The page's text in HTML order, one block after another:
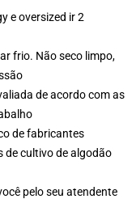
e oversized ir 2
frio. Não seco limpo,
de acordo com as
de fabricantes
de cultivo de algodão
pelo seu atendente